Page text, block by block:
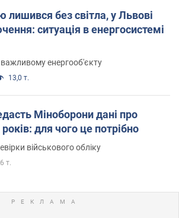
лишився без світла, у Львові
ситуація в енергосистемі
енергооб'єкту
13,0 т.
Міноборони дані про
для чого це потрібно
військового обліку
т.